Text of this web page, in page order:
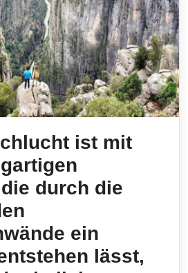
ist mit
durch die
ein
lässt,